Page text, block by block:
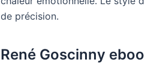
de précision.
René Goscinny